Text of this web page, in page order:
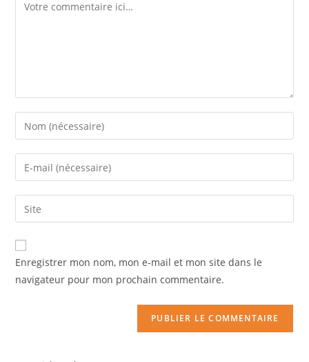
Enregistrer mon nom, mon e-mail et mon site dans le
navigateur pour mon prochain commentaire.